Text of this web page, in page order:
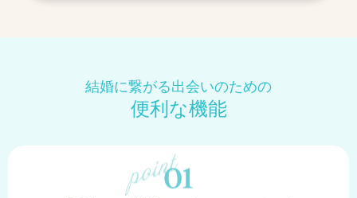
結婚に繋がる出会いのための
便利な機能